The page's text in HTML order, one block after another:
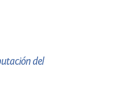
del